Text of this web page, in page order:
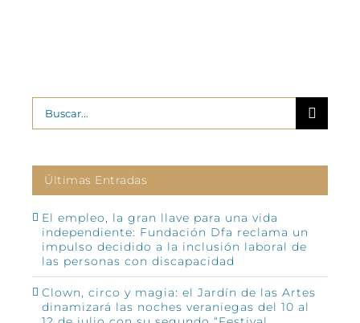
Buscar:
Últimas Entradas
El empleo, la gran llave para una vida
independiente: Fundación Dfa reclama un
impulso decidido a la inclusión laboral de
las personas con discapacidad
Clown, circo y magia: el Jardín de las Artes
dinamizará las noches veraniegas del 10 al